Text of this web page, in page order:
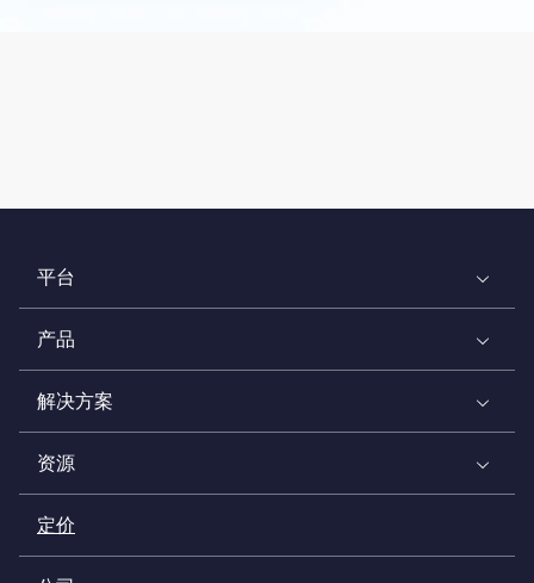
平台
产品
解决方案
资源
定价